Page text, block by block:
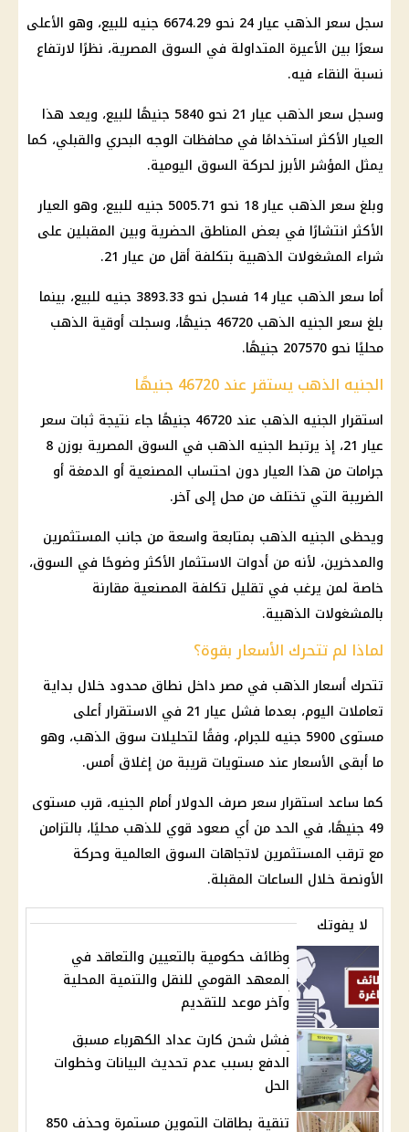
سجل سعر الذهب عيار 24 نحو 6674.29 جنيه للبيع، وهو الأعلى
سعرًا بين الأعيرة المتداولة في السوق المصرية، نظرًا لارتفاع
نسبة النقاء فيه.
وسجل سعر الذهب عيار 21 نحو 5840 جنيهًا للبيع، ويعد هذا
العيار الأكثر استخدامًا في محافظات الوجه البحري والقبلي، كما
يمثل المؤشر الأبرز لحركة السوق اليومية.
وبلغ سعر الذهب عيار 18 نحو 5005.71 جنيه للبيع، وهو العيار
الأكثر انتشارًا في بعض المناطق الحضرية وبين المقبلين على
شراء المشغولات الذهبية بتكلفة أقل من عيار 21.
أما سعر الذهب عيار 14 فسجل نحو 3893.33 جنيه للبيع، بينما
بلغ سعر الجنيه الذهب 46720 جنيهًا، وسجلت أوقية الذهب
محليًا نحو 207570 جنيهًا.
الجنيه الذهب يستقر عند 46720 جنيهًا
استقرار الجنيه الذهب عند 46720 جنيهًا جاء نتيجة ثبات سعر
عيار 21، إذ يرتبط الجنيه الذهب في السوق المصرية بوزن 8
جرامات من هذا العيار دون احتساب المصنعية أو الدمغة أو
الضريبة التي تختلف من محل إلى آخر.
ويحظى الجنيه الذهب بمتابعة واسعة من جانب المستثمرين
والمدخرين، لأنه من أدوات الاستثمار الأكثر وضوحًا في السوق،
خاصة لمن يرغب في تقليل تكلفة المصنعية مقارنة
بالمشغولات الذهبية.
لماذا لم تتحرك الأسعار بقوة؟
تتحرك أسعار الذهب في مصر داخل نطاق محدود خلال بداية
تعاملات اليوم، بعدما فشل عيار 21 في الاستقرار أعلى
مستوى 5900 جنيه للجرام، وفقًا لتحليلات سوق الذهب، وهو
ما أبقى الأسعار عند مستويات قريبة من إغلاق أمس.
كما ساعد استقرار سعر صرف الدولار أمام الجنيه، قرب مستوى
49 جنيهًا، في الحد من أي صعود قوي للذهب محليًا، بالتزامن
مع ترقب المستثمرين لاتجاهات السوق العالمية وحركة
الأونصة خلال الساعات المقبلة.
لا يفوتك
وظائف حكومية بالتعيين والتعاقد في
المعهد القومي للنقل والتنمية المحلية
وآخر موعد للتقديم
فشل شحن كارت عداد الكهرباء مسبق
الدفع بسبب عدم تحديث البيانات وخطوات
الحل
تنقية بطاقات التموين مستمرة وحذف 850